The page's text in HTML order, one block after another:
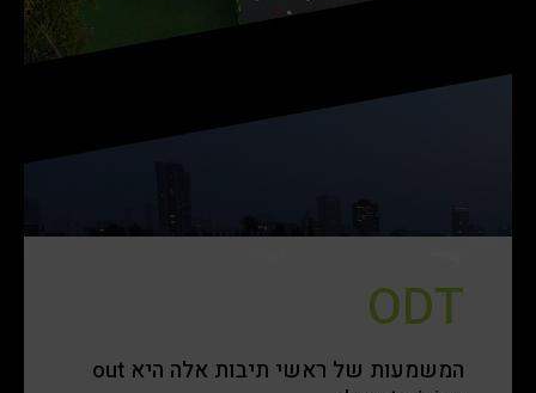
רבות של קבוצות שהגיעו לימי כיף וסדנאות גיבוש
כמו כן בתי ספר ואקדמיה למנהיגות.
ODT
המשמעות של ראשי תיבות אלה היא out